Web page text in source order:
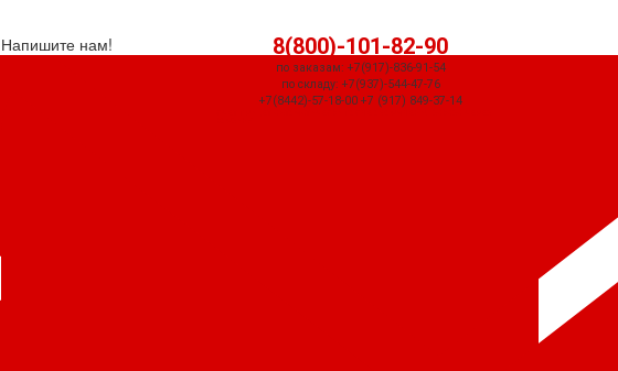
Напишите нам! 8(800)-101-82-90
по заказам: +7(917)-836-91-54
по складу: +7(937)-544-47-76
+7(8442)-57-18-00 +7 (917) 849-37-14